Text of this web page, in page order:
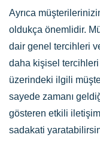
Ayrıca
oldukça önemlidir.
dair genel tercihleri
daha kişisel
üzerindeki ilgili
sayede zamanı
gösteren etkili
sadakati